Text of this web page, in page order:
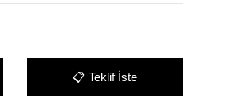
📋 Teklif İste